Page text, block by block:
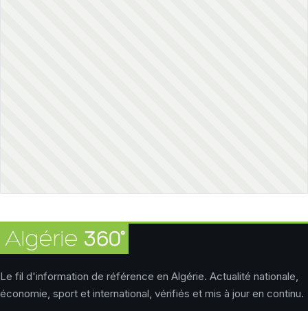
Le fil d'information de référence en Algérie. Actualité nationale,
économie, sport et international, vérifiés et mis à jour en continu.